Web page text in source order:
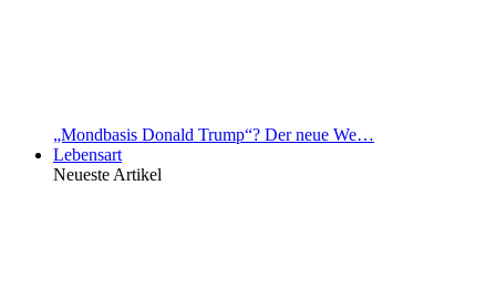
„Mondbasis Donald Trump“? Der neue We…
Lebensart
Neueste Artikel